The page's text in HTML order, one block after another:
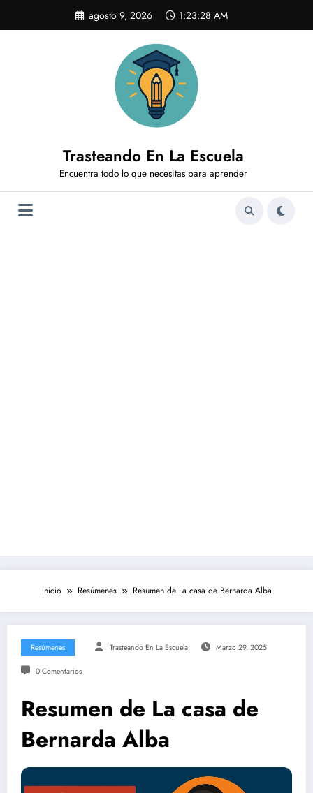
contenido
agosto 9, 2026 1:23:29 AM
Trasteando En La Escuela
Encuentra todo lo que necesitas para aprender
Inicio Resúmenes Resumen de La casa de Bernarda Alba
Resúmenes Trasteando En La Escuela Marzo 29, 2025
0 Comentarios
Resumen de La casa de
Bernarda Alba